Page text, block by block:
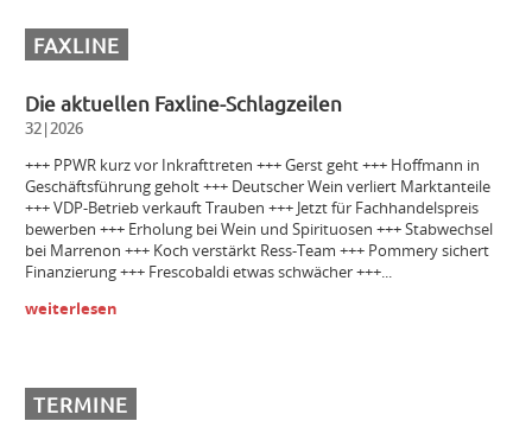
Einkäuferin/Einkäufer Wein (m/w/d) für den operativen Einkauf
Bezirksleiter / Handelsagentur (m/w/d) Gebiet Württemberg
Winzer m/w/d
Mitarbeiter (m/w/d) Vinothek
FAXLINE
Die aktuellen Faxline-Schlagzeilen
32|2026
+++ PPWR kurz vor Inkrafttreten +++ Gerst geht +++ Hoffmann in
Geschäftsführung geholt +++ Deutscher Wein verliert Marktanteile
+++ VDP-Betrieb verkauft Trauben +++ Jetzt für Fachhandelspreis
bewerben +++ Erholung bei Wein und Spirituosen +++ Stabwechsel
bei Marrenon +++ Koch verstärkt Ress-Team +++ Pommery sichert
Finanzierung +++ Frescobaldi etwas schwächer +++...
weiterlesen
TERMINE